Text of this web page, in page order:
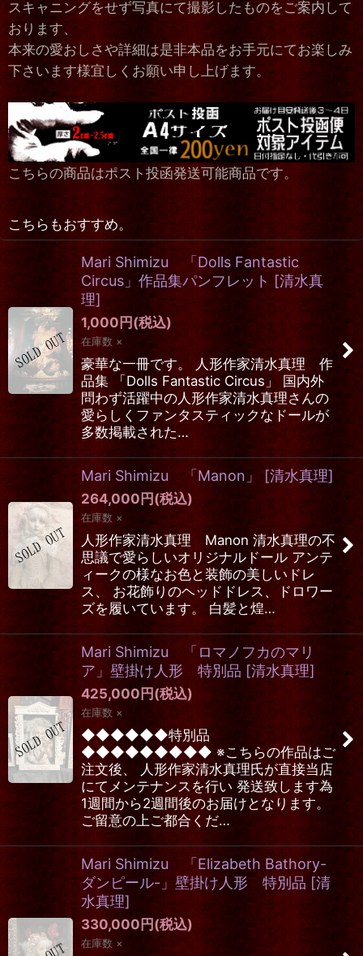
スキャニングをせず写真にて撮影したものをご案内して
おります、
本来の愛おしさや詳細は是非本品をお手元にてお楽しみ
下さいます様宜しくお願い申し上げます。
こちらの商品はポスト投函発送可能商品です。
こちらもおすすめ。
Mari Shimizu 「Dolls Fantastic
Circus」作品集パンフレット [清水真
理]
1,000円(税込)
在庫数 ×
豪華な一冊です。 人形作家清水真理 作
品集 「Dolls Fantastic Circus」 国内外
問わず活躍中の人形作家清水真理さんの
愛らしくファンタスティックなドールが
多数掲載された…
Mari Shimizu 「Manon」 [清水真理]
264,000円(税込)
在庫数 ×
人形作家清水真理 Manon 清水真理の不
思議で愛らしいオリジナルドール アンテ
ィークの様なお色と装飾の美しいドレ
ス、 お花飾りのヘッドドレス、ドロワー
ズを履いています。 白髪と煌…
Mari Shimizu 「ロマノフカのマリ
ア」壁掛け人形 特別品 [清水真理]
425,000円(税込)
在庫数 ×
◆◆◆◆◆◆特別品
◆◆◆◆◆◆◆◆◆ ※こちらの作品はご
注文後、 人形作家清水真理氏が直接当店
にてメンテナンスを行い 発送致します為
1週間から2週間後のお届けとなります。
ご留意の上ご都合くだ…
Mari Shimizu 「Elizabeth Bathory-
ダンピール-」壁掛け人形 特別品 [清
水真理]
330,000円(税込)
在庫数 ×